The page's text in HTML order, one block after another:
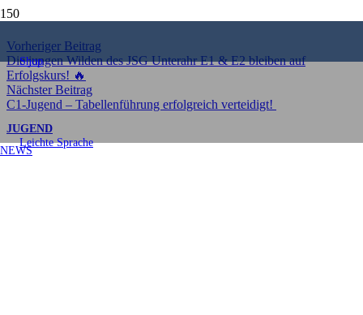
Shop
Leichte Sprache
NEWS
Vorheriger Beitrag
Die jungen Wilden des JSG Unterahr E1 & E2 bleiben auf
Erfolgskurs! 🔥
Nächster Beitrag
C1-Jugend – Tabellenführung erfolgreich verteidigt!
JUGEND